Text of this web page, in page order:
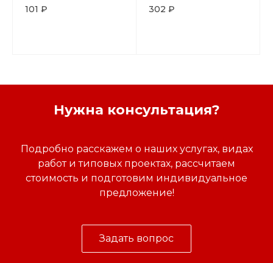
Россия
101 ₽
стекло
302 ₽
Нужна консультация?
Подробно расскажем о наших услугах, видах
работ и типовых проектах, рассчитаем
стоимость и подготовим индивидуальное
предложение!
Задать вопрос